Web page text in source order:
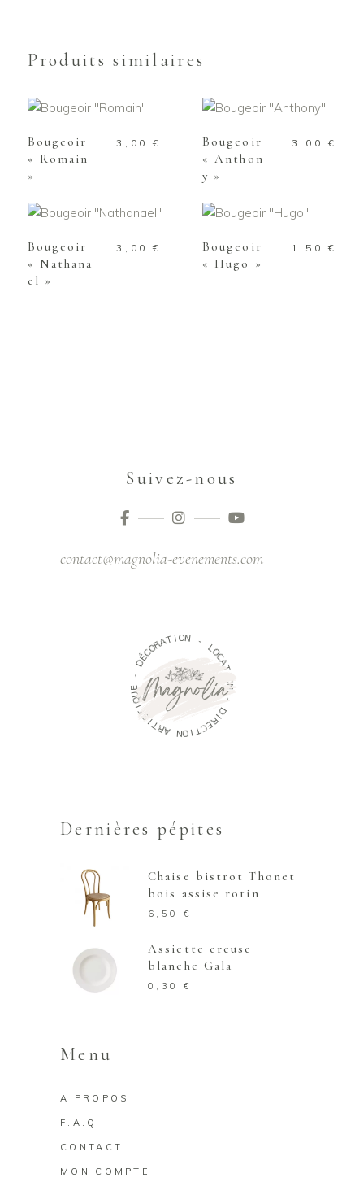
Produits similaires
PANIER
Bougeoir
« Romain
»
3,00€
PANIER
Bougeoir
« Anthon
y »
3,00 €
PANIER
Bougeoir
« Nathana
el »
3,00€
PANIER
Bougeoir
« Hugo »
1,50 €
Suivez-nous
contact@magnolia-evenements.com
D
ÉCORATION
-
L
O
C
T
I
O
N
-
D
I
R
E
C
T
I
O
N
A
R
T
I
S
T
I
Q
E
-
Dernières pépites
Chaise bistrot Thonet
bois assise rotin
6,50 €
Assiette creuse
blanche Gala
0,30 €
Menu
A PROPOS
F.A.Q
CONTACT
MON COMPTE